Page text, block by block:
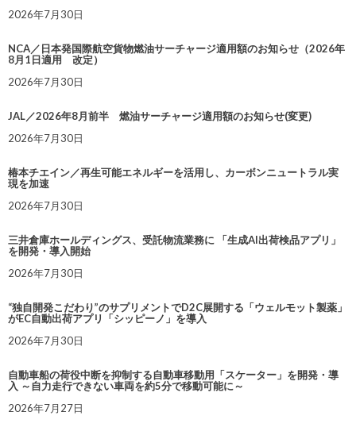
2026年7月30日
NCA／日本発国際航空貨物燃油サーチャージ適用額のお知らせ（2026年
8月1日適用 改定）
2026年7月30日
JAL／2026年8月前半 燃油サーチャージ適用額のお知らせ(変更)
2026年7月30日
椿本チエイン／再生可能エネルギーを活用し、カーボンニュートラル実
現を加速
2026年7月30日
三井倉庫ホールディングス、受託物流業務に 「生成AI出荷検品アプリ」
を開発・導入開始
2026年7月30日
“独自開発こだわり”のサプリメントでD2C展開する「ウェルモット製薬」
がEC自動出荷アプリ「シッピーノ」を導入
2026年7月30日
自動車船の荷役中断を抑制する自動車移動用「スケーター」を開発・導
入 ～自力走行できない車両を約5分で移動可能に～
2026年7月27日